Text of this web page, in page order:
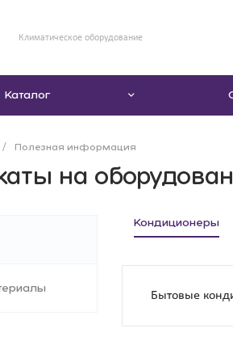
Климатическое оборудование
Каталог
/ Полезная информация
на
Кондиционеры
Бытовые